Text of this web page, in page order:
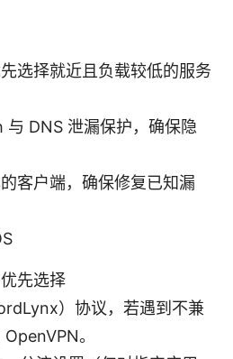
选择就近且负载较低的服务
DNS 泄漏保护，确保隐
客户端，确保修复已知漏
先选择
）协议，若遇到不兼
。